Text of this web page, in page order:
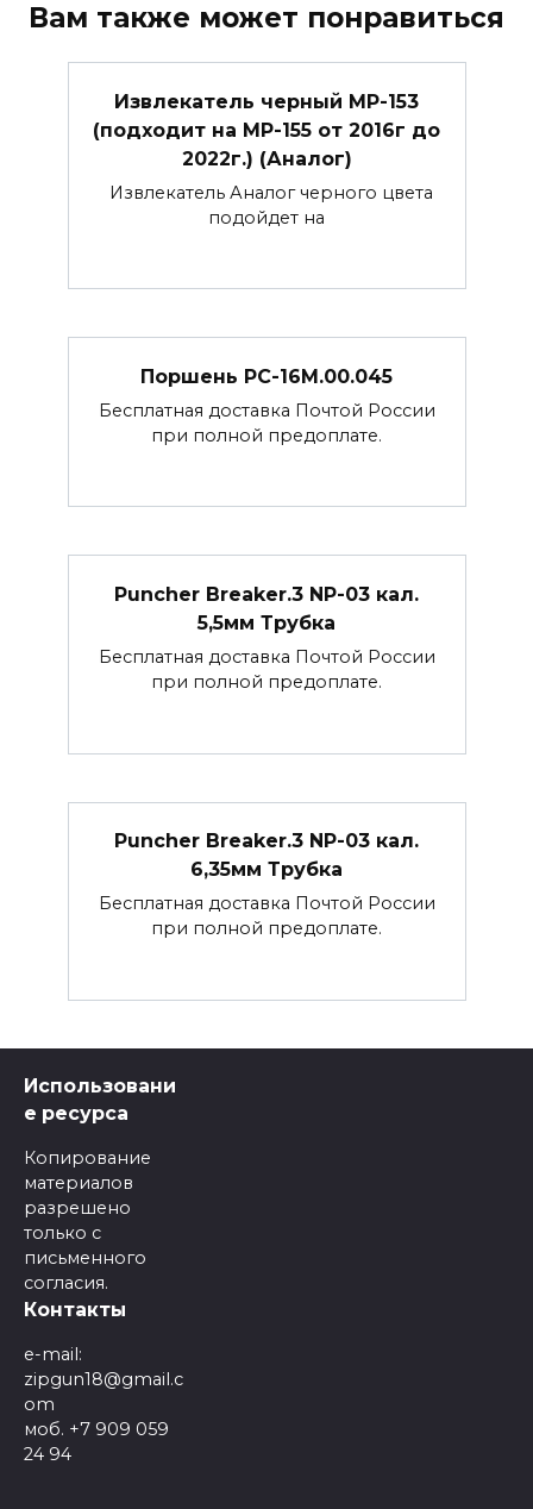
Вам также может понравиться
Извлекатель черный МР-153
(подходит на МР-155 от 2016г до
2022г.) (Аналог)
Извлекатель Аналог черного цвета
подойдет на
Поршень РС-16М.00.045
Бесплатная доставка Почтой России
при полной предоплате.
Puncher Breaker.3 NP-03 кал.
5,5мм Трубка
Бесплатная доставка Почтой России
при полной предоплате.
Puncher Breaker.3 NP-03 кал.
6,35мм Трубка
Бесплатная доставка Почтой России
при полной предоплате.
Использовани
е ресурса
Копирование
материалов
разрешено
только с
письменного
согласия.
Контакты
e-mail:
zipgun18@gmail.c
om
моб. +7 909 059
24 94